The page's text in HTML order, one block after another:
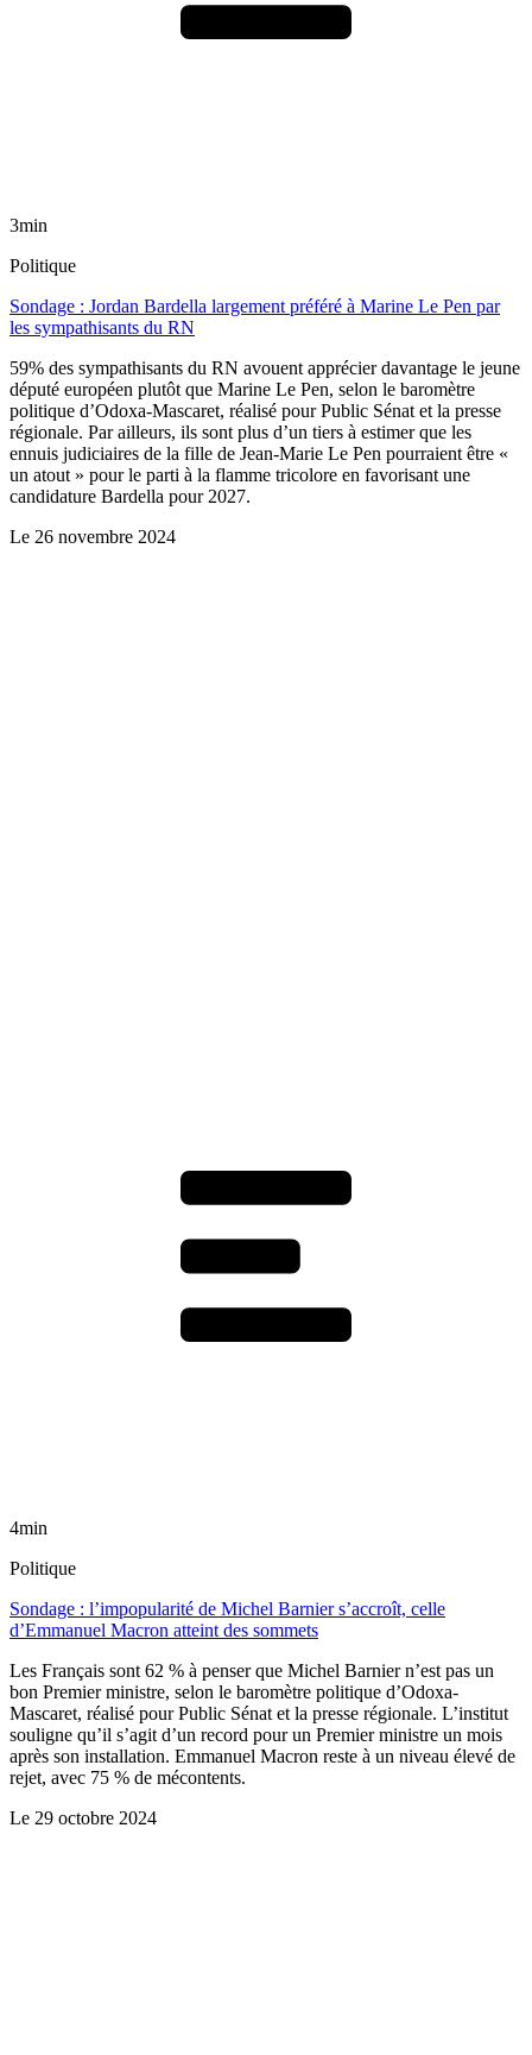
3min
Politique
Sondage : Jordan Bardella largement préféré à Marine Le Pen par
les sympathisants du RN
59% des sympathisants du RN avouent apprécier davantage le jeune
député européen plutôt que Marine Le Pen, selon le baromètre
politique d’Odoxa-Mascaret, réalisé pour Public Sénat et la presse
régionale. Par ailleurs, ils sont plus d’un tiers à estimer que les
ennuis judiciaires de la fille de Jean-Marie Le Pen pourraient être «
un atout » pour le parti à la flamme tricolore en favorisant une
candidature Bardella pour 2027.
Le 26 novembre 2024
4min
Politique
Sondage : l’impopularité de Michel Barnier s’accroît, celle
d’Emmanuel Macron atteint des sommets
Les Français sont 62 % à penser que Michel Barnier n’est pas un
bon Premier ministre, selon le baromètre politique d’Odoxa-
Mascaret, réalisé pour Public Sénat et la presse régionale. L’institut
souligne qu’il s’agit d’un record pour un Premier ministre un mois
après son installation. Emmanuel Macron reste à un niveau élevé de
rejet, avec 75 % de mécontents.
Le 29 octobre 2024